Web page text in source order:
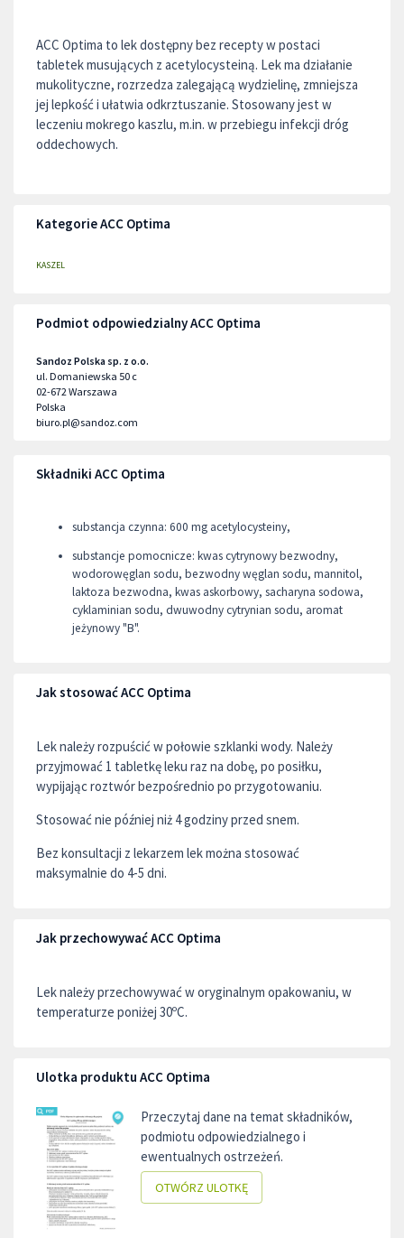
ACC Optima to lek dostępny bez recepty w postaci
tabletek musujących z acetylocysteiną. Lek ma działanie
mukolityczne, rozrzedza zalegającą wydzielinę, zmniejsza
jej lepkość i ułatwia odkrztuszanie. Stosowany jest w
leczeniu mokrego kaszlu, m.in. w przebiegu infekcji dróg
oddechowych.
Kategorie ACC Optima
KASZEL
Podmiot odpowiedzialny ACC Optima
Sandoz Polska sp. z o.o.
ul. Domaniewska 50 c
02-672Warszawa
Polska
biuro.pl@sandoz.com
Składniki ACC Optima
substancja czynna: 600 mg acetylocysteiny,
substancje pomocnicze: kwas cytrynowy bezwodny,
wodorowęglan sodu, bezwodny węglan sodu, mannitol,
laktoza bezwodna, kwas askorbowy, sacharyna sodowa,
cyklaminian sodu, dwuwodny cytrynian sodu, aromat
jeżynowy "B".
Jak stosować ACC Optima
Lek należy rozpuścić w połowie szklanki wody. Należy
przyjmować 1 tabletkę leku raz na dobę, po posiłku,
wypijając roztwór bezpośrednio po przygotowaniu.
Stosować nie później niż 4 godziny przed snem.
Bez konsultacji z lekarzem lek można stosować
maksymalnie do 4-5 dni.
Jak przechowywać ACC Optima
Lek należy przechowywać w oryginalnym opakowaniu, w
temperaturze poniżej 30ºC.
Ulotka produktu ACC Optima
Przeczytaj dane na temat składników,
podmiotu odpowiedzialnego i
ewentualnych ostrzeżeń.
OTWÓRZ ULOTKĘ